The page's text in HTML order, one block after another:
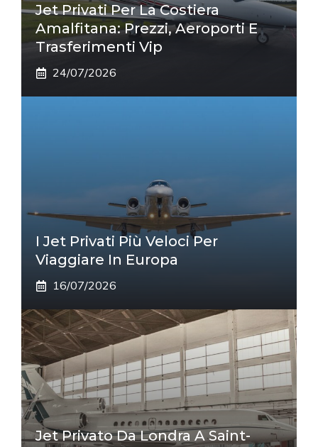
Jet Privati Per La Costiera
Amalfitana: Prezzi, Aeroporti E
Trasferimenti Vip
24/07/2026
I Jet Privati Più Veloci Per
Viaggiare In Europa
16/07/2026
Jet Privato Da Londra A Saint-